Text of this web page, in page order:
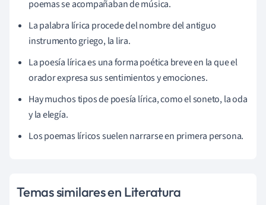
poemas se acompañaban de música.
La palabra lírica procede del nombre del antiguo
instrumento griego, la lira.
La poesía lírica es una forma poética breve en la que el
orador expresa sus sentimientos y emociones.
Hay muchos tipos de poesía lírica, como el soneto, la oda
y la elegía.
Los poemas líricos suelen narrarse en primera persona.
Temas similares en Literatura